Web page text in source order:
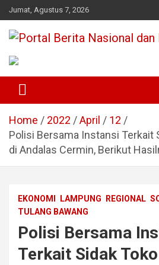
Skip
to
content
Jumat, Agustus 7, 2026
Portal Berita
Regional
Home 2022 April
12
Polisi Bersama Instansi Terkait
di Andalas Cermin, Berikut
EKONOMI LAMPUNG REGIONAL
TULANG BAWANG
Polisi Bersama
Terkait Sidak